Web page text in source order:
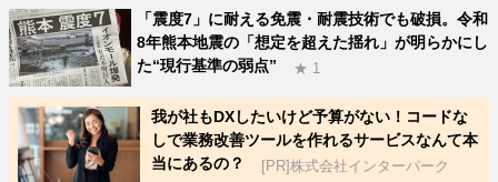
「震度7」に耐える免震・耐震技術でも破損。令和
8年熊本地震の「想定を超えた揺れ」が明らかにし
た“現行基準の弱点”
★ 1
我が社もDXしたいけど予算がない！コードな
しで業務改善ツールを作れるサービスなんて本
当にあるの？
[PR]株式会社インターパーク